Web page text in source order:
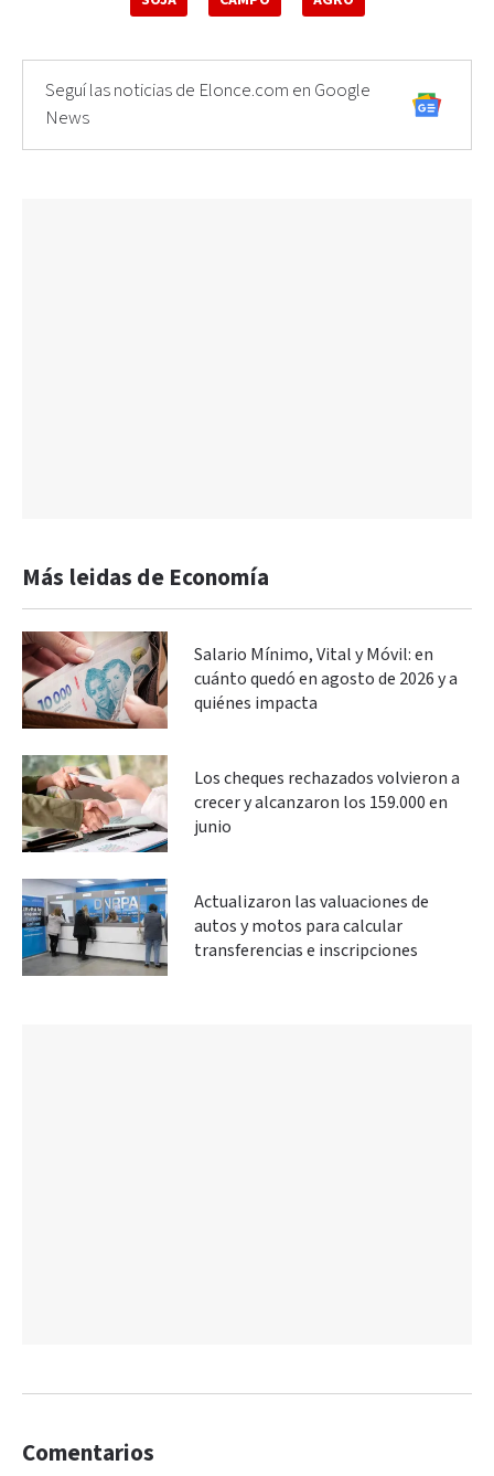
Seguí las noticias de Elonce.com en Google
News
Más leidas de Economía
Salario Mínimo, Vital y Móvil: en
cuánto quedó en agosto de 2026 y a
quiénes impacta
Los cheques rechazados volvieron a
crecer y alcanzaron los 159.000 en
junio
Actualizaron las valuaciones de
autos y motos para calcular
transferencias e inscripciones
Comentarios